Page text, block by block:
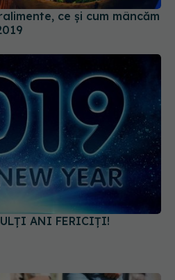
ce și cum mâncăm
ANI FERICIȚI!